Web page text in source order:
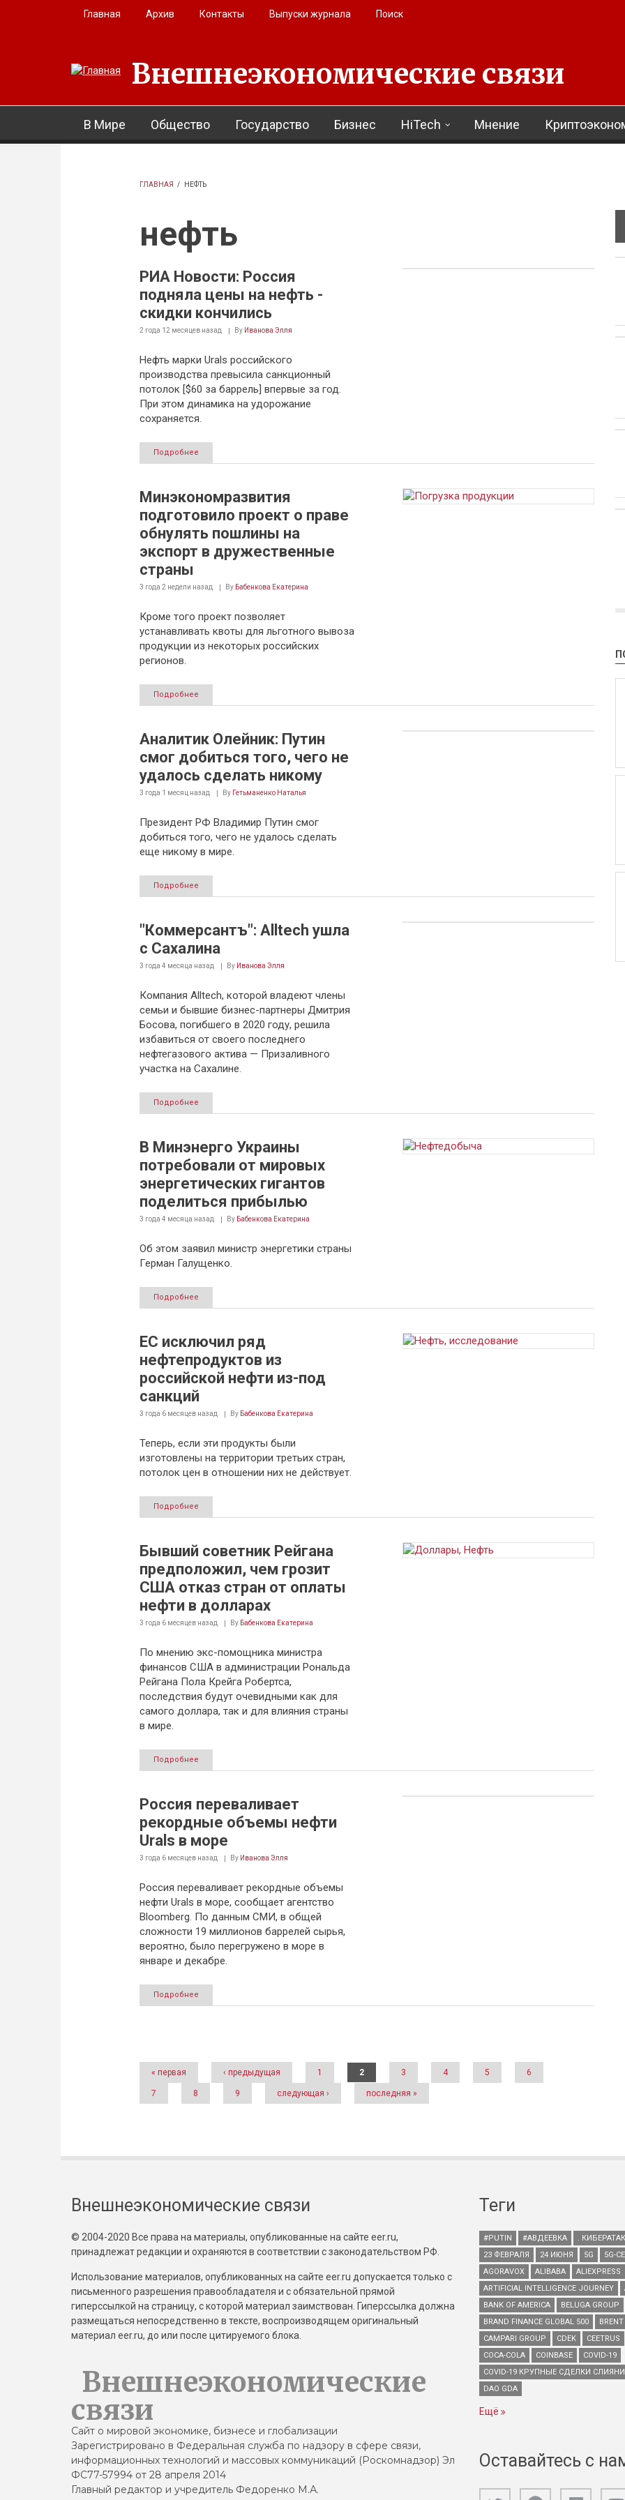
Перейти к основному содержанию
Главная Архив Контакты Выпуски журнала Поиск
Внешнеэкономические связи
В Мире Общество Государство Бизнес HiTech Мнение
ГЛАВНАЯ / НЕФТЬ
нефть
РИА Новости: Россия
подняла цены на нефть -
скидки кончились
2 года 12 месяцевназад By Иванова Элля
Нефть марки Urals российского
производства превысила санкционный
потолок [$60 за баррель] впервые за год.
При этом динамика на удорожание
сохраняется.
Подробнее
Минэкономразвития
подготовило проект о праве
обнулять пошлины на
экспорт в дружественные
страны
3 года 2 недели назад By Бабенкова Екатерина
Кроме того проект позволяет
устанавливать квоты для льготного вывоза
продукции из некоторых российских
регионов.
Подробнее
Аналитик Олейник: Путин
смог добиться того, чего не
удалось сделать никому
3 года 1 месяц назад By Гетьманенко Наталья
Президент РФ Владимир Путин смог
добиться того, чего не удалось сделать
еще никому в мире.
Подробнее
"Коммерсантъ": Alltech ушла
с Сахалина
3 года 4 месяца назад By Иванова Элля
Компания Alltech, которой владеют члены
семьи и бывшие бизнес-партнеры Дмитрия
Босова, погибшего в 2020 году, решила
избавиться от своего последнего
нефтегазового актива — Призаливного
участка на Сахалине.
Подробнее
В Минэнерго Украины
потребовали от мировых
энергетических гигантов
поделиться прибылью
3 года 4 месяца назад By Бабенкова Екатерина
Об этом заявил министр энергетики страны
Герман Галущенко.
Подробнее
ЕС исключил ряд
нефтепродуктов из
российской нефти из-под
санкций
3 года 6 месяцевназад By Бабенкова Екатерина
Теперь, если эти продукты были
изготовлены на территории третьих стран,
потолок цен в отношении них не действует.
Подробнее
Бывший советник Рейгана
предположил, чем грозит
США отказ стран от оплаты
нефти в долларах
3 года 6 месяцевназад By Бабенкова Екатерина
По мнению экс-помощника министра
финансов США в администрации Рональда
Рейгана Пола Крейга Робертса,
последствия будут очевидными как для
самого доллара, так и для влияния страны
в мире.
Подробнее
Россия переваливает
рекордные объемы нефти
Urals в море
3 года 6 месяцевназад By Иванова Элля
Россия переваливает рекордные объемы
нефти Urals в море, сообщает агентство
Bloomberg. По данным СМИ, в общей
сложности 19 миллионов баррелей сырья,
вероятно, было перегружено в море в
январе и декабре.
Подробнее
Страницы
« первая ‹ предыдущая 1 2 3 4 5 6
7 8 9 следующая › последняя »
Внешнеэкономические связи
© 2004-2020 Все права на материалы, опубликованные на сайте eer.ru,
принадлежат редакции и охраняются в соответствии с законодательством РФ.
Использование материалов, опубликованных на сайте eer.ru допускается только с
письменного разрешения правообладателя и с обязательной прямой
гиперссылкой на страницу, с которой материал заимствован. Гиперссылка должна
размещаться непосредственно в тексте, воспроизводящем оригинальный
материал eer.ru, до или после цитируемого блока.
Внешнеэкономические
связи
Сайт о мировой экономике, бизнесе и глобализации
Зарегистрировано в Федеральная служба по надзору в сфере связи,
информационных технологий и массовых коммуникаций (Роскомнадзор) Эл
ФС77-57994 от 28 апреля 2014
Главный редактор и учредитель Федоренко М.А.
Теги
#PUTIN #АВДЕЕВКА .
23 ФЕВРАЛЯ
24 ИЮНЯ 5G 5G-
AGORAVOX
ALIBABA ALIEXPRESS
ARTIFICIAL INTELLIGENCE JOURNEY
BANK OF AMERICA
BELUGA GROUP
BRAND FINANCE GLOBAL 500
BRENT
CAMPARI GROUP
CDEK CEETRUS
COCA-COLA
COINBASE
COVID-19
COVID-19 КРУПНЫЕ СДЕЛКИ
DAO GDA
Ещё
Оставайтесь с